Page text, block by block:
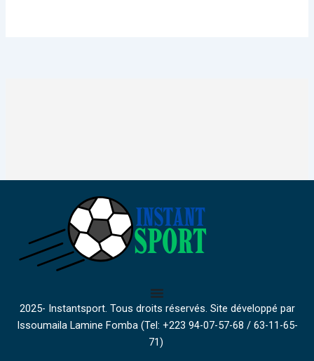
2025- Instantsport. Tous droits réservés. Site développé par
Issoumaila Lamine Fomba (Tel: +223 94-07-57-68 / 63-11-65-
71)